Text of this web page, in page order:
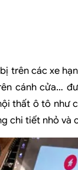
trên các xe
cánh cửa…
thất ô tô
chi tiết nhỏ và